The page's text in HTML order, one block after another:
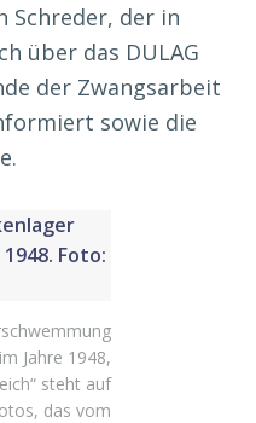
Schreder, der in
über das DULAG
der Zwangsarbeit
sowie die
Jahre 1948,
steht auf
das vom